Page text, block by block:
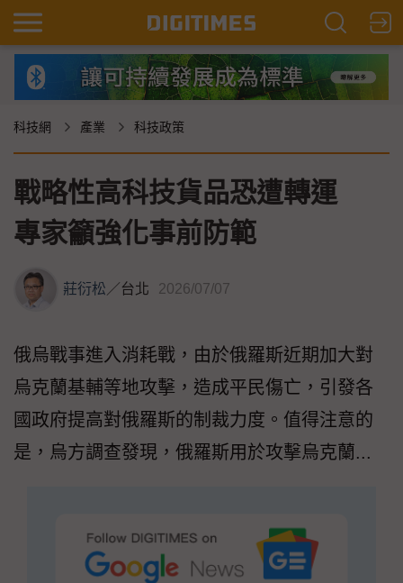
科技網 產業 科技政策
戰略性高科技貨品恐遭轉運
專家籲強化事前防範
莊衍松／台北 2026/07/07
俄烏戰事進入消耗戰，由於俄羅斯近期加大對
烏克蘭基輔等地攻擊，造成平民傷亡，引發各
國政府提高對俄羅斯的制裁力度。值得注意的
是，烏方調查發現，俄羅斯用於攻擊烏克蘭...